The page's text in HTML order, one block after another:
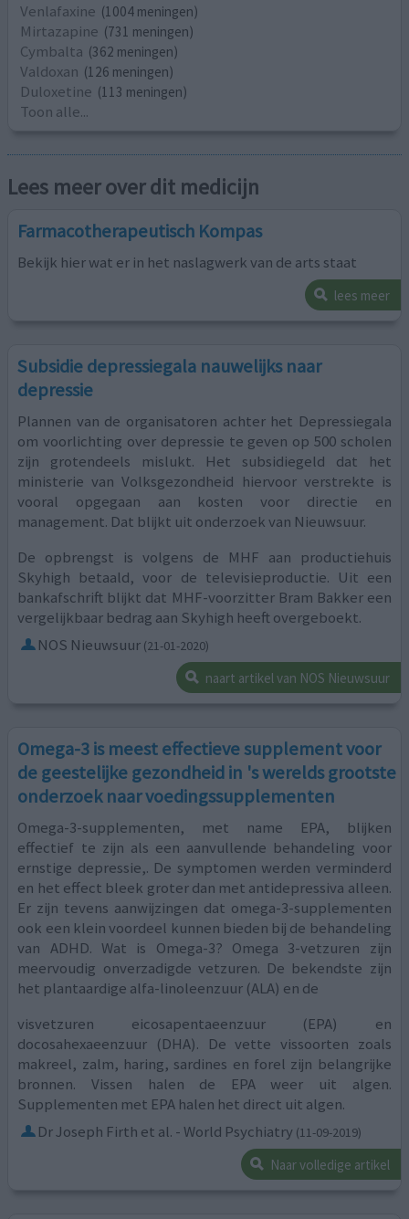
Venlafaxine (1004 meningen)
Mirtazapine (731 meningen)
Cymbalta (362 meningen)
Valdoxan (126 meningen)
Duloxetine (113 meningen)
Toon alle...
Lees meer over dit medicijn
Farmacotherapeutisch Kompas
Bekijk hier wat er in het naslagwerk van de arts staat
lees meer
Subsidie depressiegala nauwelijks naar
depressie
Plannen van de organisatoren achter het Depressiegala
om voorlichting over depressie te geven op 500 scholen
zijn grotendeels mislukt. Het subsidiegeld dat het
ministerie van Volksgezondheid hiervoor verstrekte is
vooral opgegaan aan kosten voor directie en
management. Dat blijkt uit onderzoek van Nieuwsuur.
De opbrengst is volgens de MHF aan productiehuis
Skyhigh betaald, voor de televisieproductie. Uit een
bankafschrift blijkt dat MHF-voorzitter Bram Bakker een
vergelijkbaar bedrag aan Skyhigh heeft overgeboekt.
NOS Nieuwsuur (21-01-2020)
naart artikel van NOS Nieuwsuur
Omega-3 is meest effectieve supplement voor
de geestelijke gezondheid in 's werelds grootste
onderzoek naar voedingssupplementen
Omega-3-supplementen, met name EPA, blijken
effectief te zijn als een aanvullende behandeling voor
ernstige depressie,. De symptomen werden verminderd
en het effect bleek groter dan met antidepressiva alleen.
Er zijn tevens aanwijzingen dat omega-3-supplementen
ook een klein voordeel kunnen bieden bij de behandeling
van ADHD. Wat is Omega-3? Omega 3-vetzuren zijn
meervoudig onverzadigde vetzuren. De bekendste zijn
het plantaardige alfa-linoleenzuur (ALA) en de
visvetzuren eicosapentaeenzuur (EPA) en
docosahexaeenzuur (DHA). De vette vissoorten zoals
makreel, zalm, haring, sardines en forel zijn belangrijke
bronnen. Vissen halen de EPA weer uit algen.
Supplementen met EPA halen het direct uit algen.
Dr Joseph Firth et al. - World Psychiatry (11-09-2019)
Naar volledige artikel